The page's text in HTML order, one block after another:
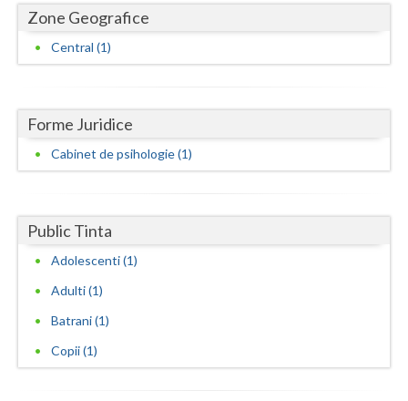
Mures
Neamt
Prahova
Salaj
Sibiu
Suceava
Teleorman
Tulcea
Zone Geografice
Central (1)
Forme Juridice
Cabinet de psihologie (1)
Public Tinta
Adolescenti (1)
Adulti (1)
Batrani (1)
Copii (1)